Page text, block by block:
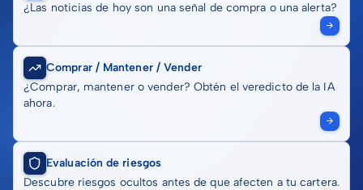
¿Las noticias de hoy son una señal de compra o una alerta?
Comprar / Mantener / Vender
¿Comprar, mantener o vender? Obtén el veredicto de la IA
ahora.
Evaluación de riesgos
Descubre riesgos ocultos antes de que afecten a tu cartera.